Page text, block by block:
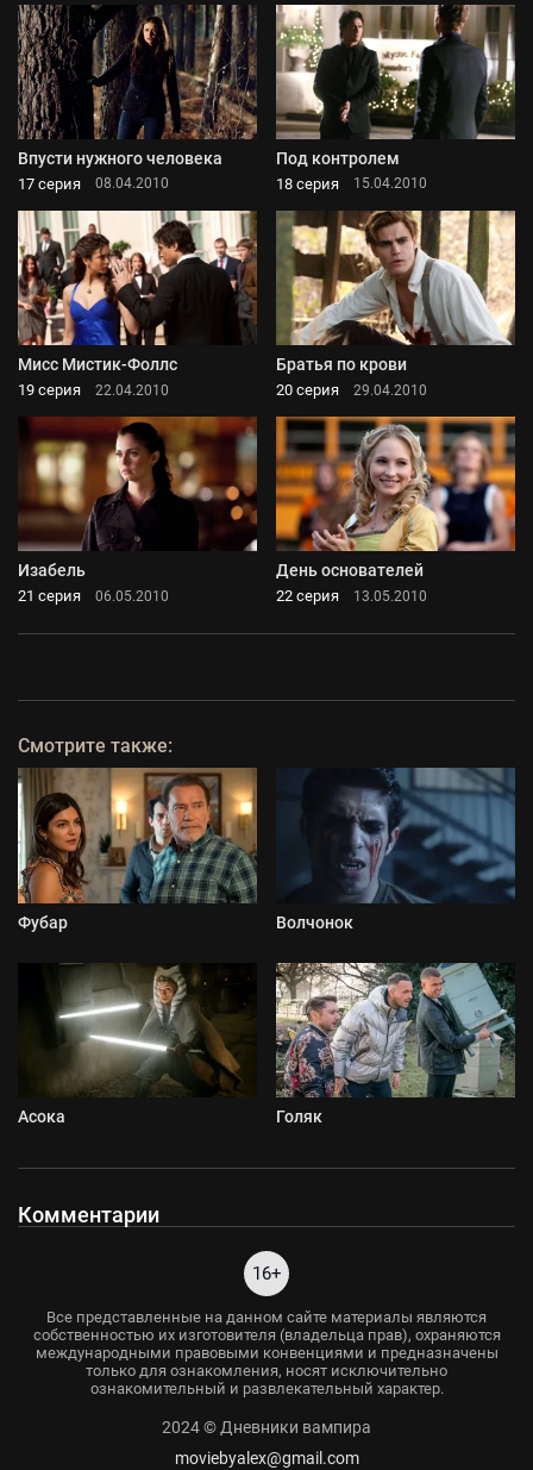
Впусти нужного человека
17 серия 08.04.2010
Под контролем
18 серия 15.04.2010
Мисс Мистик-Фоллс
19 серия 22.04.2010
Братья по крови
20 серия 29.04.2010
Изабель
21 серия 06.05.2010
День основателей
22 серия 13.05.2010
Смотрите также:
Фубар Волчонок
Асока Голяк
Комментарии
16+
Все представленные на данном сайте материалы являются
собственностью их изготовителя (владельца прав), охраняются
международными правовыми конвенциями и предназначены
только для ознакомления, носят исключительно
ознакомительный и развлекательный характер.
2024 © Дневники вампира
moviebyalex@gmail.com